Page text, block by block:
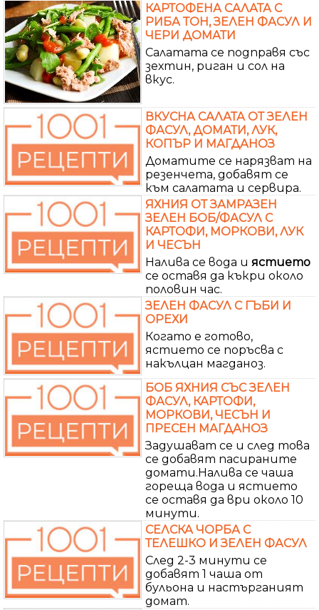
КАРТОФЕНА САЛАТА С
РИБА ТОН, ЗЕЛЕН ФАСУЛ И
ЧЕРИ ДОМАТИ
Салатата се подправя със
зехтин, риган и сол на
вкус.
ВКУСНА САЛАТА ОТ ЗЕЛЕН
ФАСУЛ, ДОМАТИ, ЛУК,
КОПЪР И МАГДАНОЗ
Доматите се нарязват на
резенчета, добавят се
към салатата и сервира.
ЯХНИЯ ОТ ЗАМРАЗЕН
ЗЕЛЕН БОБ/ФАСУЛ С
КАРТОФИ, МОРКОВИ, ЛУК
И ЧЕСЪН
Налива се вода и ястието
се оставя да къкри около
половин час.
ЗЕЛЕН ФАСУЛ С ГЪБИ И
ОРЕХИ
Когато е готово,
ястието се поръсва с
накълцан магданоз.
БОБ ЯХНИЯ СЪС ЗЕЛЕН
ФАСУЛ, КАРТОФИ,
МОРКОВИ, ЧЕСЪН И
ПРЕСЕН МАГДАНОЗ
Задушават се и след това
се добавят пасираните
домати.Налива се чаша
гореща вода и ястието
се оставя да ври около 10
минути.
СЕЛСКА ЧОРБА С
ТЕЛЕШКО И ЗЕЛЕН ФАСУЛ
След 2-3 минути се
добавят 1 чаша от
бульона и настърганият
домат.